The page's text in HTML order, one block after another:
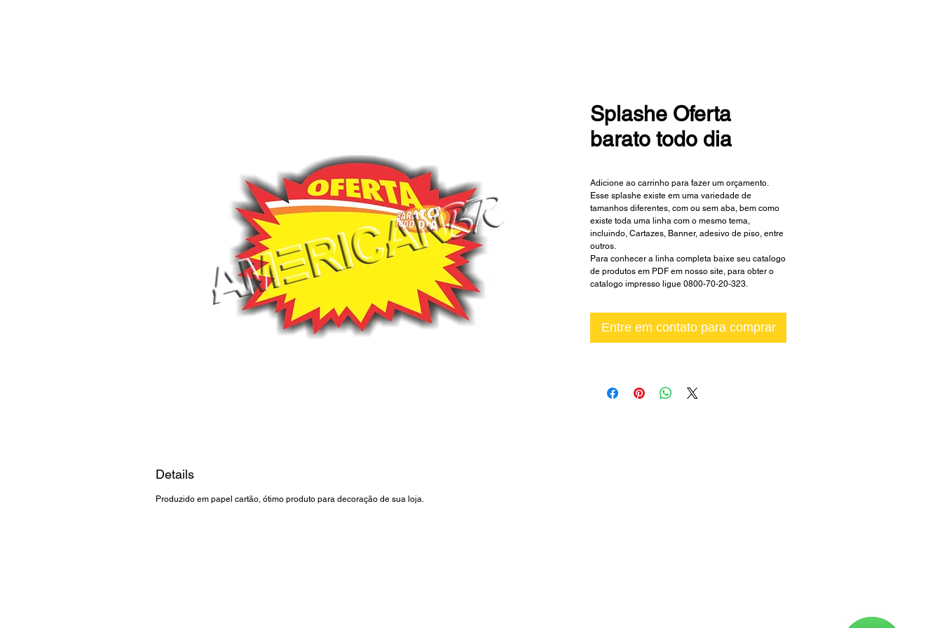
Splashe Oferta
barato todo dia
Adicione ao carrinho para fazer um orçamento.
Esse splashe existe em uma variedade de
tamanhos diferentes, com ou sem aba, bem como
existe toda uma linha com o mesmo tema,
incluindo, Cartazes, Banner, adesivo de piso, entre
outros.
Para conhecer a linha completa baixe seu catalogo
de produtos em PDF em nosso site, para obter o
catalogo impresso ligue 0800-70-20-323.
Entre em contato para comprar
Details
Produzido em papel cartão, ótimo produto para decoração de sua loja.